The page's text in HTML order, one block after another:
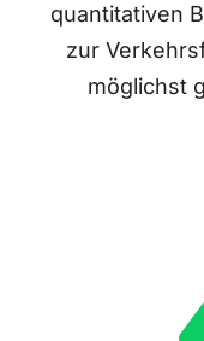
quantitativen
zur
möglichst